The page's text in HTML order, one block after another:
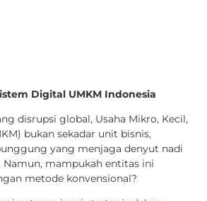
Digital UMKM Indonesia
disrupsi global, Usaha Mikro, Kecil,
bukan sekadar unit bisnis,
yang menjaga denyut nadi
Namun, mampukah entitas ini
metode konvensional?